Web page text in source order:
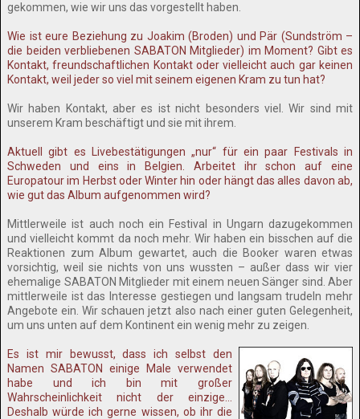
gekommen, wie wir uns das vorgestellt haben.
Wie ist eure Beziehung zu Joakim (Broden) und Pär (Sundström –
die beiden verbliebenen SABATON Mitglieder) im Moment? Gibt es
Kontakt, freundschaftlichen Kontakt oder vielleicht auch gar keinen
Kontakt, weil jeder so viel mit seinem eigenen Kram zu tun hat?
Wir haben Kontakt, aber es ist nicht besonders viel. Wir sind mit
unserem Kram beschäftigt und sie mit ihrem.
Aktuell gibt es Livebestätigungen „nur“ für ein paar Festivals in
Schweden und eins in Belgien. Arbeitet ihr schon auf eine
Europatour im Herbst oder Winter hin oder hängt das alles davon ab,
wie gut das Album aufgenommen wird?
Mittlerweile ist auch noch ein Festival in Ungarn dazugekommen
und vielleicht kommt da noch mehr. Wir haben ein bisschen auf die
Reaktionen zum Album gewartet, auch die Booker waren etwas
vorsichtig, weil sie nichts von uns wussten – außer dass wir vier
ehemalige SABATON Mitglieder mit einem neuen Sänger sind. Aber
mittlerweile ist das Interesse gestiegen und langsam trudeln mehr
Angebote ein. Wir schauen jetzt also nach einer guten Gelegenheit,
um uns unten auf dem Kontinent ein wenig mehr zu zeigen.
Es ist mir bewusst, dass ich selbst den
Namen SABATON einige Male verwendet
habe und ich bin mit großer
Wahrscheinlichkeit nicht der einzige…
Deshalb würde ich gerne wissen, ob ihr die